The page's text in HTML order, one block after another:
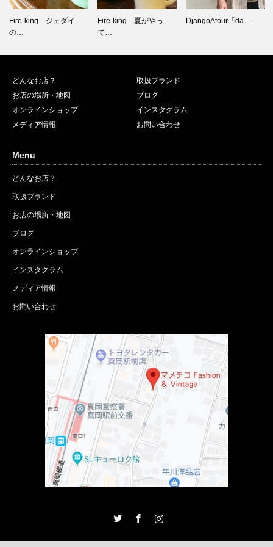
Fire-king 夏がやっ
て…
DjangoAtour「da …
FEDERAL 映画のワン
どんなお店？
取扱ブランド
お店の場所・地図
ブログ
オンラインショップ
インスタグラム
メディア情報
お問い合わせ
Menu
どんなお店？
取扱ブランド
お店の場所・地図
ブログ
オンラインショップ
インスタグラム
メディア情報
お問い合わせ